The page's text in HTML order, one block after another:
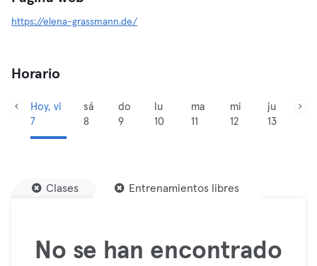
https://elena-grassmann.de/
Horario
Hoy, vi
7
sá
8
do
9
lu
10
ma
11
mi
12
ju
13
Clases Entrenamientos libres
No se han encontrado